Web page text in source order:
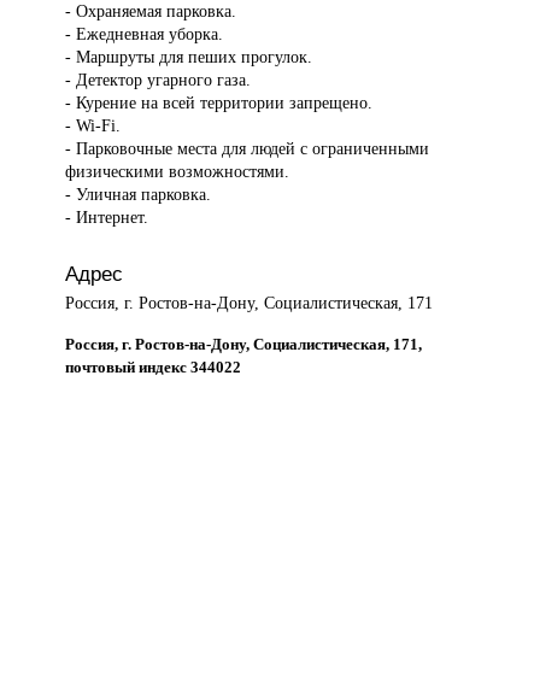
- Охраняемая парковка.
- Ежедневная уборка.
- Маршруты для пеших прогулок.
- Детектор угарного газа.
- Курение на всей территории запрещено.
- Wi-Fi.
- Парковочные места для людей с ограниченными
физическими возможностями.
- Уличная парковка.
- Интернет.
Адрес
Россия, г. Ростов-на-Дону, Социалистическая, 171
Россия, г. Ростов-на-Дону, Социалистическая, 171,
почтовый индекс 344022